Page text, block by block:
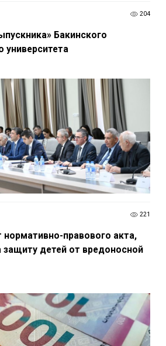
204
Бакинского
университета
221
правового акта,
защиту детей от вредоносной